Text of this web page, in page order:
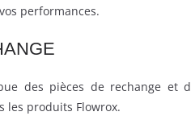
performances.
des pièces de rechange et
les produits Flowrox.